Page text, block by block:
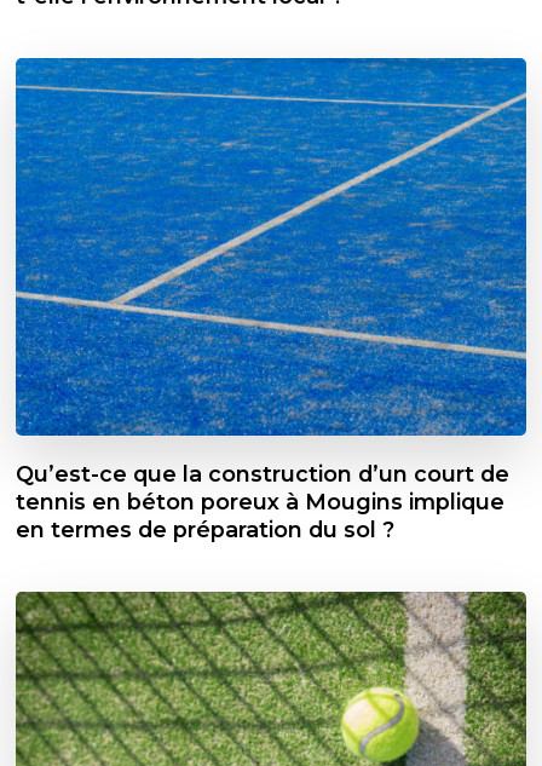
Qu’est-ce que la construction d’un court de
tennis en béton poreux à Mougins implique
en termes de préparation du sol ?